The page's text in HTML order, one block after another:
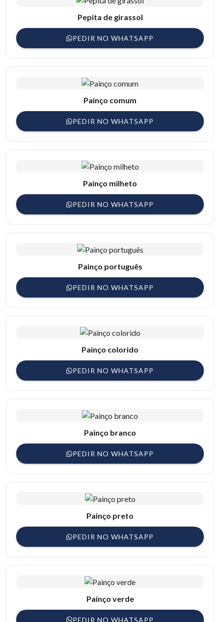
Pepita de girassol
PEDIR NO WHATSAPP
Painço comum
PEDIR NO WHATSAPP
Painço milheto
PEDIR NO WHATSAPP
Painço português
PEDIR NO WHATSAPP
Painço colorido
PEDIR NO WHATSAPP
Painço branco
PEDIR NO WHATSAPP
Painço preto
PEDIR NO WHATSAPP
Painço verde
PEDIR NO WHATSAPP